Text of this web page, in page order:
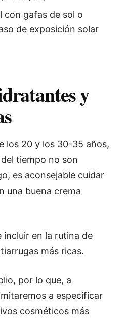
con gafas de sol o
de exposición solar
y
los 20 y los 30-35 años,
tiempo no son
es aconsejable cuidar
una buena crema
incluir en la rutina de
más ricas.
por lo que, a
a especificar
cosméticos más